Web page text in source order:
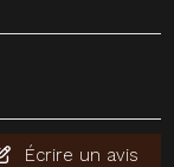
Écrire un avis